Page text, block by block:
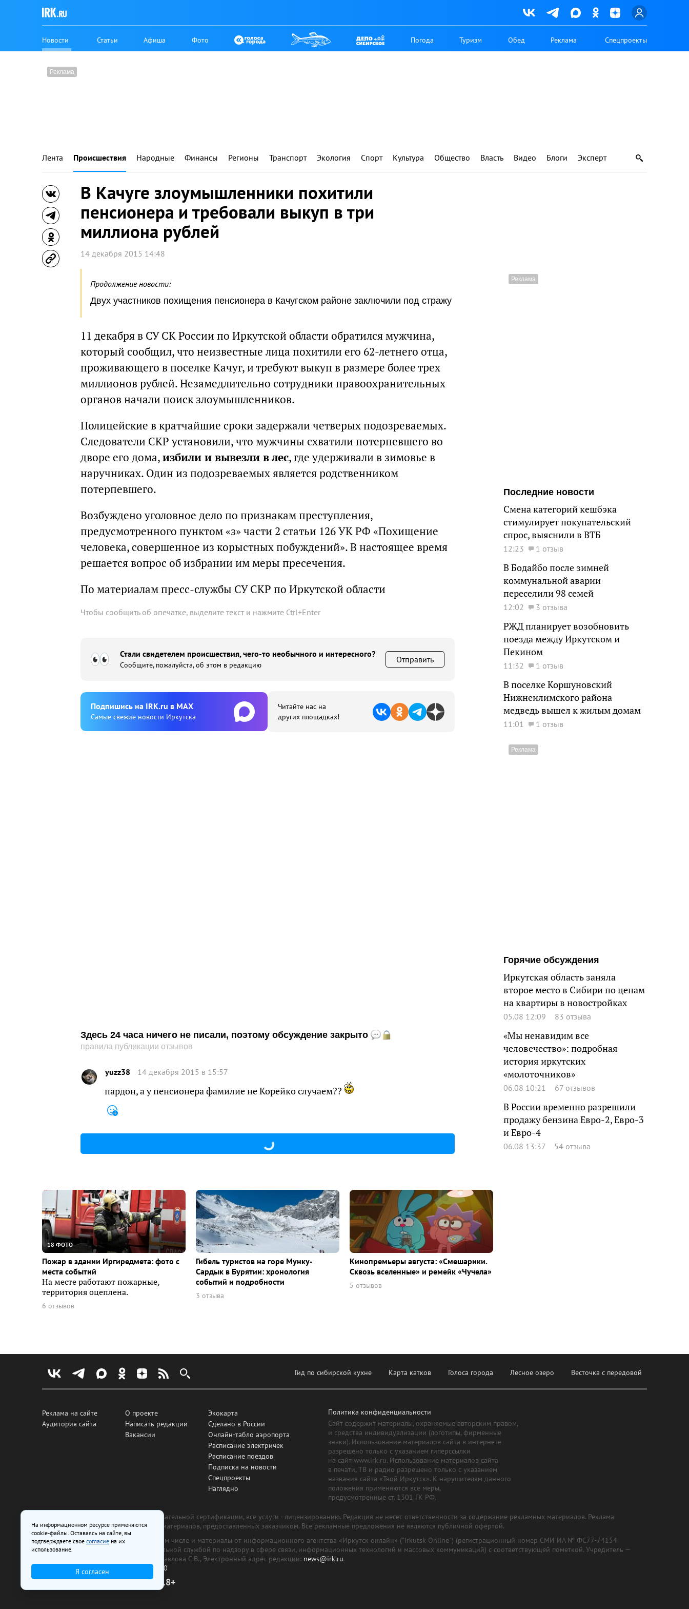
Новости Статьи Афиша Фото Погода Туризм Обед Реклама Спецпроекты
Лента Происшествия Народные Финансы Регионы Транспорт Экология Спорт Культура Общество Власть Видео Блоги Эксперт
В Качуге злоумышленники похитили
пенсионера и требовали выкуп в три
миллиона рублей
14 декабря 2015 14:48
Продолжение новости:
Двух участников похищения пенсионера в Качугском районе заключили под стражу
11 декабря в СУ СК России по Иркутской области обратился мужчина,
который сообщил, что неизвестные лица похитили его 62-летнего отца,
проживающего в поселке Качуг, и требуют выкуп в размере более трех
миллионов рублей. Незамедлительно сотрудники правоохранительных
органов начали поиск злоумышленников.
Полицейские в кратчайшие сроки задержали четверых подозреваемых.
Следователи СКР установили, что мужчины схватили потерпевшего во
дворе его дома,избили и вывезли в лес, где удерживали в зимовье в
наручниках. Один из подозреваемых является родственником
потерпевшего.
Возбуждено уголовное дело по признакам преступления,
предусмотренного пунктом «з» части 2 статьи 126 УК РФ «Похищение
человека, совершенное из корыстных побуждений». В настоящее время
решается вопрос об избрании им меры пресечения.
По материалам пресс-службы СУ СКР по Иркутской области
Чтобы сообщить об опечатке, выделите текст и нажмите Ctrl+Enter
Стали свидетелем происшествия, чего-то необычного и интересного?
Сообщите, пожалуйста, об этом в редакцию
Отправить
Подпишиcь на IRK.ru в MAX
Cамые свежие новости Иркутска
Читайте нас на
других площадках!
Здесь 24 часа ничего не писали, поэтому обсуждение закрыто
правила публикации отзывов
yuzz38 14 декабря 2015 в 15:57
пардон, а у пенсионера фамилие не Корейко случаем??
Последние новости
Смена категорий кешбэка
стимулирует покупательский
спрос, выяснили в ВТБ
12:23 1 отзыв
В Бодайбо после зимней
коммунальной аварии
переселили 98 семей
12:02 3 отзыва
РЖД планирует возобновить
поезда между Иркутском и
Пекином
11:32 1 отзыв
В поселке Коршуновский
Нижнеилимского района
медведь вышел к жилым домам
11:01 1 отзыв
Горячие обсуждения
Иркутская область заняла
второе место в Сибири по ценам
на квартиры в новостройках
05.08 12:09 83 отзыва
«Мы ненавидим все
человечество»: подробная
история иркутских
«молоточников»
06.08 10:21 67 отзывов
В России временно разрешили
продажу бензина Евро-2, Евро-3
и Евро-4
06.08 13:37 54 отзыва
18 ФОТО
Пожар в здании Иргиредмета: фото с
места событий
На месте работают пожарные,
территория оцеплена.
6 отзывов
Гибель туристов на горе Мунку-
Сардык в Бурятии: хронология
событий и подробности
3 отзыва
Кинопремьеры августа: «Смешарики.
Сквозь вселенные» и ремейк «Чучела»
5 отзывов
Гид по сибирской кухне Карта катков Голоса города Лесное озеро Весточка с передовой
Реклама на сайте
Аудитория сайта
О проекте
Написать редакции
Вакансии
Экокарта
Сделано в России
Онлайн-табло аэропорта
Расписание электричек
Расписание поездов
Подписка на новости
Спецпроекты
Наглядно
Политика конфиденциальности
Сайт содержит материалы, охраняемые авторским правом,
и средства индивидуализации (логотипы, фирменные
знаки). Использование материалов сайта в интернете
разрешено только с указанием гиперссылки
на сайт www.irk.ru. Использование материалов сайта
в печати, ТВ и радио разрешено только с указанием
названия сайта «Твой Иркутск». К нарушителям данного
положения применяются все меры,
предусмотренные ст. 1301 ГК РФ.
Все рекламные товары подлежат обязательной сертификации, все услуги - лицензированию. Редакция не несет ответственности за содержание рекламных материалов. Реклама
изготовлена и размещена на основе материалов, предоставленных заказчиком. Все рекламные предложения не являются публичной офертой.
На сайте www.irk.ru размещаются в том числе и материалы от информационного агентства «Иркутск онлайн» ("Irkutsk Online") (регистрационный номер СМИ ИА № ФС77-74154
от 29 октября 2018 г., выдан Федеральной службой по надзору в сфере связи, информационных технологий и массовых коммуникаций) с соответствующей пометкой. Учредитель —
ООО «Ирк.ру». Главный редактор — Павлова С.В., Электронный адрес редакции: news@irk.ru.
Телефон редакции:
+7 (3952) 48-88-50
18+
На информационном ресурсе применяются
cookie-файлы. Оставаясь на сайте, вы
подтверждаете свое согласие на их
использование.
Я согласен